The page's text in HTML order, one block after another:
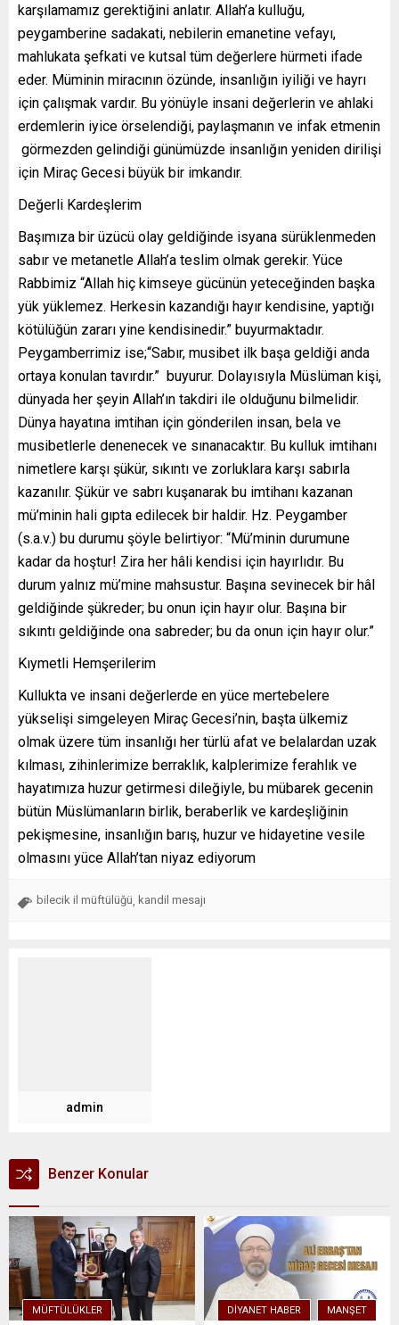
karşılamamız gerektiğini anlatır. Allah’a kulluğu,
peygamberine sadakati, nebilerin emanetine vefayı,
mahlukata şefkati ve kutsal tüm değerlere hürmeti ifade
eder. Müminin miracının özünde, insanlığın iyiliği ve hayrı
için çalışmak vardır. Bu yönüyle insani değerlerin ve ahlaki
erdemlerin iyice örselendiği, paylaşmanın ve infak etmenin
görmezden gelindiği günümüzde insanlığın yeniden dirilişi
için Miraç Gecesi büyük bir imkandır.
Değerli Kardeşlerim
Başımıza bir üzücü olay geldiğinde isyana sürüklenmeden
sabır ve metanetle Allah’a teslim olmak gerekir. Yüce
Rabbimiz “Allah hiç kimseye gücünün yeteceğinden başka
yük yüklemez. Herkesin kazandığı hayır kendisine, yaptığı
kötülüğün zararı yine kendisinedir.” buyurmaktadır.
Peygamberrimiz ise;“Sabır, musibet ilk başa geldiği anda
ortaya konulan tavırdır.” buyurur. Dolayısıyla Müslüman kişi,
dünyada her şeyin Allah’ın takdiri ile olduğunu bilmelidir.
Dünya hayatına imtihan için gönderilen insan, bela ve
musibetlerle denenecek ve sınanacaktır. Bu kulluk imtihanı
nimetlere karşı şükür, sıkıntı ve zorluklara karşı sabırla
kazanılır. Şükür ve sabrı kuşanarak bu imtihanı kazanan
mü’minin hali gıpta edilecek bir haldir. Hz. Peygamber
(s.a.v.) bu durumu şöyle belirtiyor: “Mü’minin durumune
kadar da hoştur! Zira her hâli kendisi için hayırlıdır. Bu
durum yalnız mü’mine mahsustur. Başına sevinecek bir hâl
geldiğinde şükreder; bu onun için hayır olur. Başına bir
sıkıntı geldiğinde ona sabreder; bu da onun için hayır olur.”
Kıymetli Hemşerilerim
Kullukta ve insani değerlerde en yüce mertebelere
yükselişi simgeleyen Miraç Gecesi’nin, başta ülkemiz
olmak üzere tüm insanlığı her türlü afat ve belalardan uzak
kılması, zihinlerimize berraklık, kalplerimize ferahlık ve
hayatımıza huzur getirmesi dileğiyle, bu mübarek gecenin
bütün Müslümanların birlik, beraberlik ve kardeşliğinin
pekişmesine, insanlığın barış, huzur ve hidayetine vesile
olmasını yüce Allah’tan niyaz ediyorum
bilecik il müftülüğü kandil mesajı
admin
Benzer Konular
MÜFTÜLÜKLER DIYANET HABER MANŞET